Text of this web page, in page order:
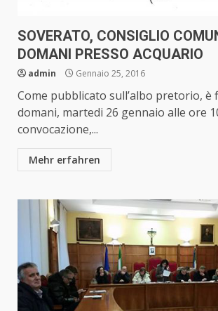
SOVERATO, CONSIGLIO
DOMANI PRESSO ACQUARIO
admin Gennaio 25, 2016
Come pubblicato sull’albo pretorio, è
domani, martedi 26 gennaio alle ore
convocazione,...
Mehr erfahren